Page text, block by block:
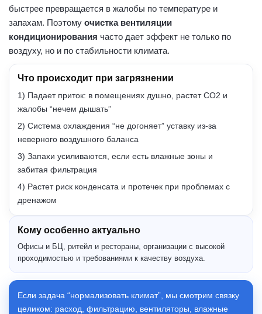
быстрее превращается в жалобы по температуре и
запахам. Поэтому очистка вентиляции
кондиционирования часто дает эффект не только по
воздуху, но и по стабильности климата.
Что происходит при загрязнении
1) Падает приток: в помещениях душно, растет CO2 и
жалобы “нечем дышать”
2) Система охлаждения “не догоняет” уставку из-за
неверного воздушного баланса
3) Запахи усиливаются, если есть влажные зоны и
забитая фильтрация
4) Растет риск конденсата и протечек при проблемах с
дренажом
Кому особенно актуально
Офисы и БЦ, ритейл и рестораны, организации с высокой
проходимостью и требованиями к качеству воздуха.
Если задача “нормализовать климат”, мы смотрим связку
целиком: расход, фильтрацию, вентиляторы, влажные